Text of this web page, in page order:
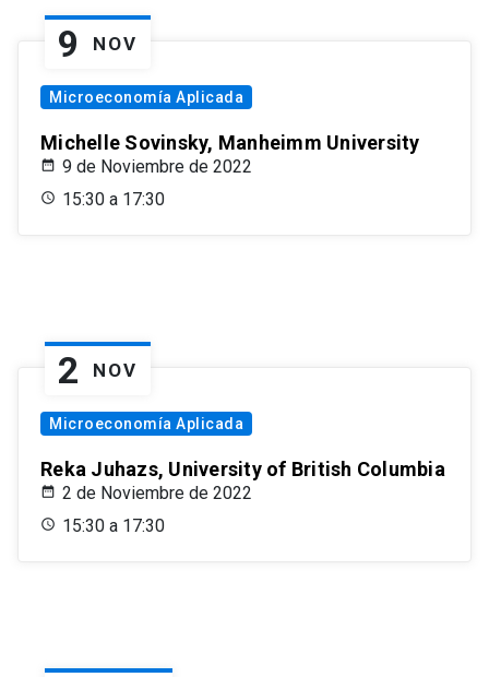
9 NOV
Microeconomía Aplicada
Michelle Sovinsky, Manheimm University
9 de Noviembre de 2022
15:30 a 17:30
2 NOV
Microeconomía Aplicada
Reka Juhazs, University of British Columbia
2 de Noviembre de 2022
15:30 a 17:30